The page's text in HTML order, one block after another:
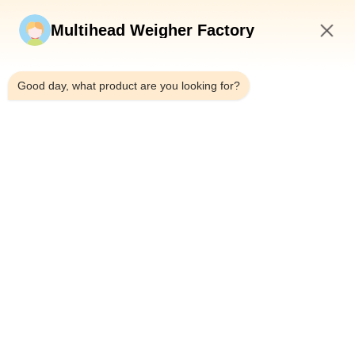
Stuur nu
Multihead Weigher Factory
Good day, what product are you looking for?